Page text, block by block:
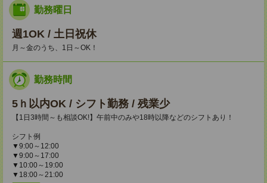
勤務曜日
週1OK / 土日祝休
月～金のうち、1日～OK！
勤務時間
5ｈ以内OK / シフト勤務 / 残業少
【1日3時間～も相談OK!】午前中のみや18時以降などのシフトあり！
シフト例
▼9:00～12:00
▼9:00～17:00
▼10:00～19:00
▼18:00～21:00